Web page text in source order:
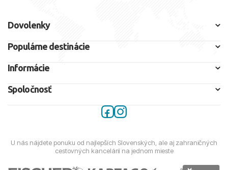
Dovolenky
Populárne destinácie
Informácie
Spoločnosť
U nás nájdete ponuku od najlepších Slovenských, ale aj zahraničných
cestovných kancelárií na jednom mieste